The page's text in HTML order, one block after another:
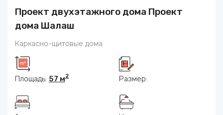
Проект двухэтажного дома Проект
дома Шалаш
Каркасно-щитовые дома
Площадь: 57 м2 Размер: